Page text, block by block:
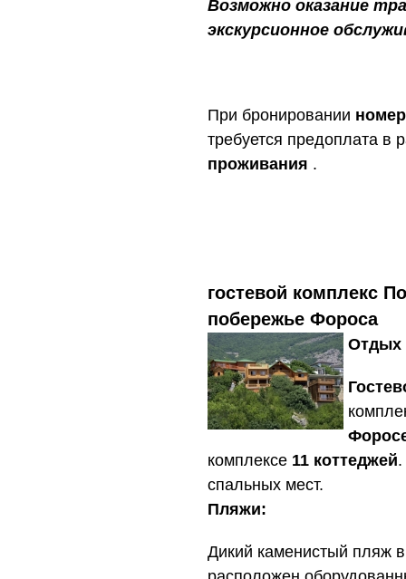
Возможно оказание
экскурсионное
При бронировании
требуется предоплата в
проживания .
гостевой комплекс
побережье Фороса
Отдых
комплексе 11 коттеджей.
спальных мест.
Пляжи:
Дикий каменистый пляж